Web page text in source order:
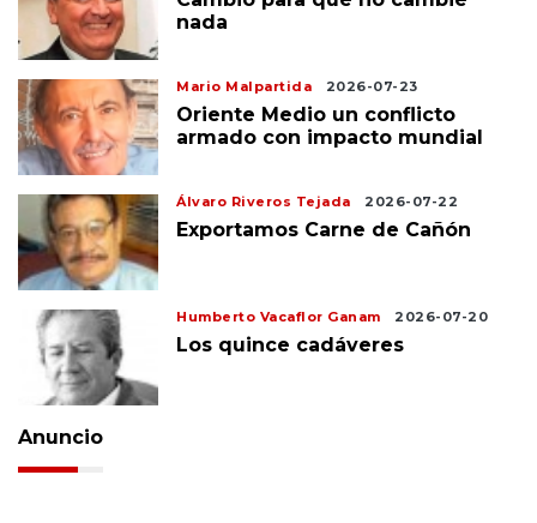
nada
Mario Malpartida 2026-07-23
Oriente Medio un conflicto
armado con impacto mundial
Álvaro Riveros Tejada 2026-07-22
Exportamos Carne de Cañón
Humberto Vacaflor Ganam 2026-07-20
Los quince cadáveres
Anuncio